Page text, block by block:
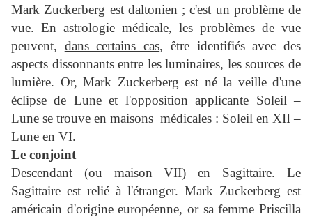
Mark Zuckerberg est daltonien ; c'est un problème de
vue. En astrologie médicale, les problèmes de vue
peuvent, dans certains cas, être identifiés avec des
aspects dissonnants entre les luminaires, les sources de
lumière. Or, Mark Zuckerberg est né la veille d'une
éclipse de Lune et l'opposition applicante Soleil –
Lune se trouve en maisons médicales : Soleil en XII –
Lune en VI.
Le conjoint
Descendant (ou maison VII) en Sagittaire.
Le
Sagittaire est relié à l'étranger. Mark Zuckerberg est
américain d'origine européenne, or sa femme Priscilla